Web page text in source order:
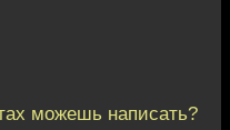
можешь написать?